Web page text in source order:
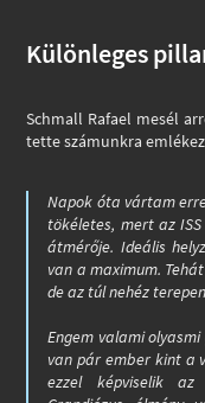
Különleges
Schmall Rafael mesél
tette számunkra
Napok óta vártam
tökéletes, mert az
átmérője. Ideális
van a maximum.
de az túl nehéz
Engem valami
van pár ember kint a
ezzel képviselik az